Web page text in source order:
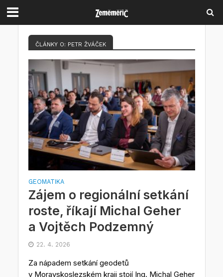
ČLÁNKY O: PETR ŽVÁČEK
GEOMATIKA
Zájem o regionální setkání
roste, říkají Michal Geher
a Vojtěch Podzemný
22. 4. 2026
Za nápadem setkání geodetů
v Moravskoslezském kraji stojí Ing. Michal Geher